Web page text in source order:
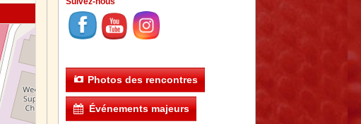
Photos des rencontres
Événements majeurs